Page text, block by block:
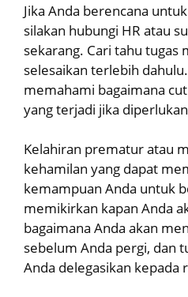
Jika Anda berencana
silakan hubungi HR atau
sekarang. Cari tahu tugas
selesaikan terlebih
memahami bagaimana
yang terjadi jika diperlukan
Kelahiran prematur atau
kehamilan yang dapat
kemampuan Anda untuk
memikirkan kapan Anda
bagaimana Anda akan
sebelum Anda pergi, dan
Anda delegasikan kepada